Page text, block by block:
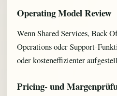
Operating Model Review
Wenn Shared Services, Back
Operations oder Support-
oder kosteneffizienter
Pricing- und